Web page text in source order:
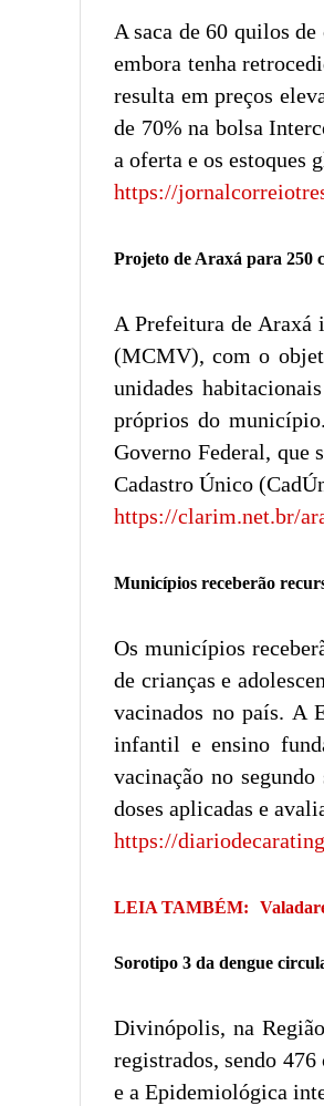
A saca de 60 quilos
embora tenha
resulta em preços
de 70% na bolsa
a oferta e os estoques
https://
Projeto de Araxá para 250
A Prefeitura de Araxá
(MCMV), com o
unidades
próprios do
Governo Federal, que
Cadastro Único
https://clarim.net.br/
Municípios receberão
Os municípios
de crianças e
vacinados no país. A
infantil e ensino
vacinação no
doses aplicadas e
https://
LEIA TAMBÉM:
Sorotipo 3 da dengue
Divinópolis, na
registrados, sendo
e a Epidemiológica